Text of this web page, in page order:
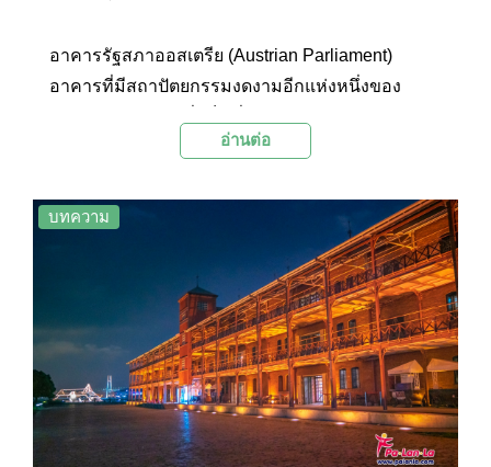
อาคารรัฐสภาออสเตรีย (Austrian Parliament)
อาคารที่มีสถาปัตยกรรมงดงามอีกแห่งหนึ่งของ
นับตั้งแต่ศตวรรษที่ 19 ในช่วงเวลาการปกครองโดย
อ่านต่อ
บทความ